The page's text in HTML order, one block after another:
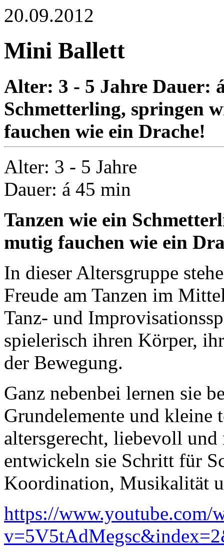
20.09.2012
Mini Ballett
Alter: 3 - 5 Jahre Dauer:
Schmetterling, springen
fauchen wie ein Drache!
Alter: 3 - 5 Jahre
Dauer: á 45 min
Tanzen wie ein
mutig fauchen wie ein
In dieser Altersgruppe
Freude am Tanzen im
Tanz- und
spielerisch ihren Körper,
der Bewegung.
Ganz nebenbei lernen sie
Grundelemente und kleine
altersgerecht, liebevoll
entwickeln sie Schritt für
Koordination, Musikalität
https://www.youtube.com/